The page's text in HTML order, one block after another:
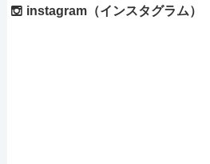
instagram（インスタグラム）